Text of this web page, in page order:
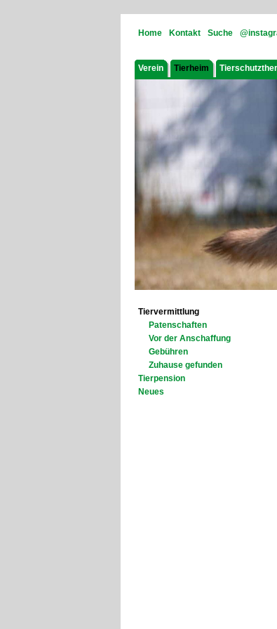
Home Kontakt Suche
Verein Tierheim
Tiervermittlung
Patenschaften
Vor der Anschaffung
Gebühren
Zuhause gefunden
Tierpension
Neues